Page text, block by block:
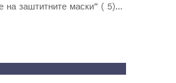
на заштитните маски“ ( 5)…
В
О